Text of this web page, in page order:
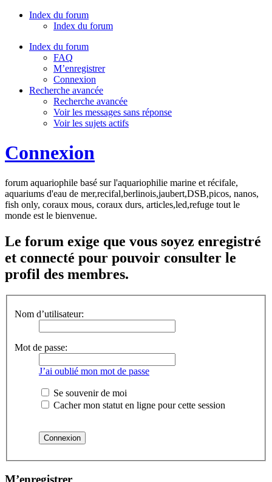
Index du forum
Index du forum
Index du forum
FAQ
M’enregistrer
Connexion
Recherche avancée
Recherche avancée
Voir les messages sans réponse
Voir les sujets actifs
Connexion
forum aquariophile basé sur l'aquariophilie marine et récifale,
aquariums d'eau de mer,recifal,berlinois,jaubert,DSB,picos, nanos,
fish only, coraux mous, coraux durs, articles,led,refuge tout le
monde est le bienvenue.
Le forum exige que vous soyez enregistré
et connecté pour pouvoir consulter le
profil des membres.
Nom d’utilisateur:
Mot de passe:
J’ai oublié mon mot de passe
Se souvenir de moi
Cacher mon statut en ligne pour cette session
M’enregistrer